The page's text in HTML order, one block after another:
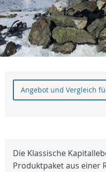
Angebot und Vergleich
Die Klassische
Produktpaket aus einer